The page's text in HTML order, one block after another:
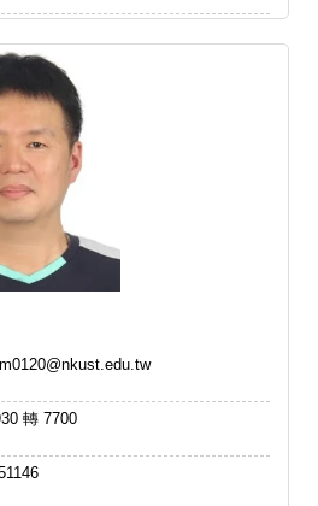
轉 7700